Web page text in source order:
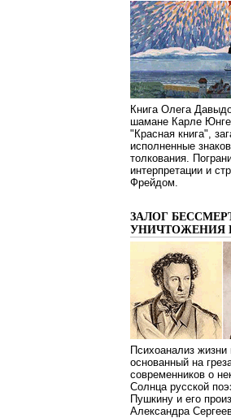
Книга Олега
шамане Карле
"Красная книга",
исполненные
толкования.
интерпретации и
Фрейдом.
ЗАЛОГ
УНИЧТОЖЕНИЯ
Психоанализ
основанный на
современников о
Солнца русской
Пушкину и его
Александра